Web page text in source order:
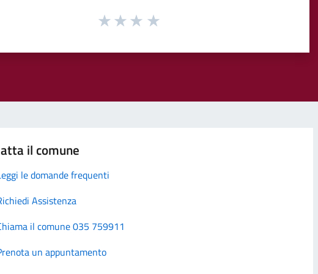
il comune
le domande frequenti
Assistenza
il comune 035 759911
un appuntamento